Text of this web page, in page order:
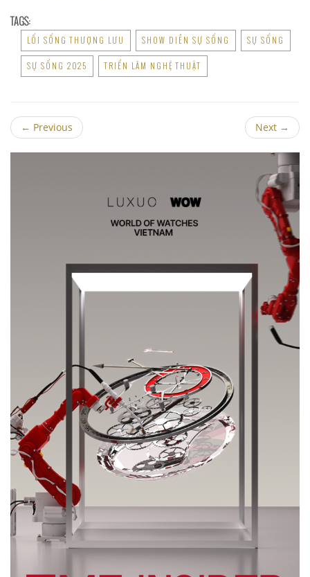
TAGS:
LỐI SỐNG THƯỢNG LƯU SHOW DIỄN SỰ SỐNG SỰ SỐNG
SỰ SỐNG 2025 TRIỂN LÃM NGHỆ THUẬT
← Previous Next →